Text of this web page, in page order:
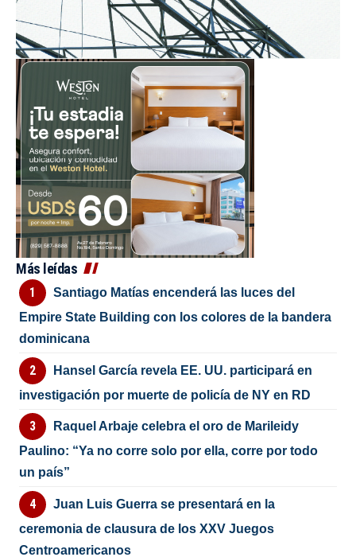
Más leídas
Santiago Matías encenderá las luces del
Empire State Building con los colores de la bandera
dominicana
Hansel García revela EE. UU. participará en
investigación por muerte de policía de NY en RD
Raquel Arbaje celebra el oro de Marileidy
Paulino: “Ya no corre solo por ella, corre por todo
un país”
Juan Luis Guerra se presentará en la
ceremonia de clausura de los XXV Juegos
Centroamericanos